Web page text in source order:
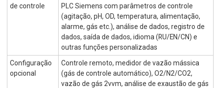
de controle
PLC Siemens com parâmetros de controle
(agitação, pH, OD, temperatura, alimentação,
alarme, gás etc.), análise de dados, registro de
dados, saída de dados, idioma (RU/EN/CN) e
outras funções personalizadas
Configuração
opcional
Controle remoto, medidor de vazão mássica
(gás de controle automático), O2/N2/CO2,
vazão de gás 2vvm, análise de exaustão de gás